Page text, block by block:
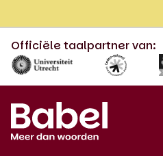
Officiële taalpartner van: